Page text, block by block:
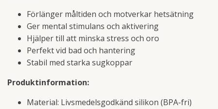
Förlänger måltiden och motverkar hetsätning
Ger mental stimulans och aktivering
Hjälper till att minska stress och oro
Perfekt vid bad och hantering
Stabil med starka sugkoppar
Produktinformation:
Material: Livsmedelsgodkänd silikon (BPA-fri)